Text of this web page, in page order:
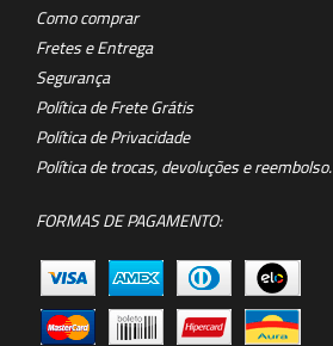
Como comprar
Fretes e Entrega
Segurança
Política de Frete Grátis
Política de Privacidade
Política de trocas, devoluções e reembolso.
FORMAS DE PAGAMENTO: